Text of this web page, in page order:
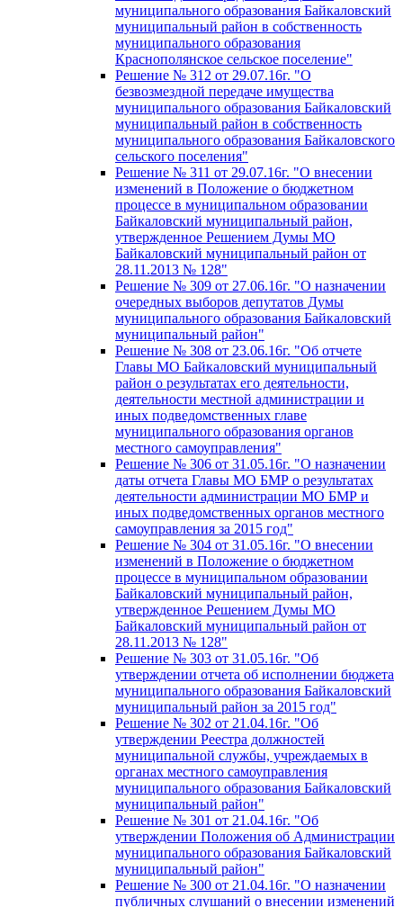
муниципального образования Байкаловский
муниципальный район в собственность
муниципального образования
Краснополянское сельское поселение"
Решение № 312 от 29.07.16г. "О
безвозмездной передаче имущества
муниципального образования Байкаловский
муниципальный район в собственность
муниципального образования Байкаловского
сельского поселения"
Решение № 311 от 29.07.16г. "О внесении
изменений в Положение о бюджетном
процессе в муниципальном образовании
Байкаловский муниципальный район,
утвержденное Решением Думы МО
Байкаловский муниципальный район от
28.11.2013 № 128"
Решение № 309 от 27.06.16г. "О назначении
очередных выборов депутатов Думы
муниципального образования Байкаловский
муниципальный район"
Решение № 308 от 23.06.16г. "Об отчете
Главы МО Байкаловский муниципальный
район о результатах его деятельности,
деятельности местной администрации и
иных подведомственных главе
муниципального образования органов
местного самоуправления"
Решение № 306 от 31.05.16г. "О назначении
даты отчета Главы МО БМР о результатах
деятельности администрации МО БМР и
иных подведомственных органов местного
самоуправления за 2015 год"
Решение № 304 от 31.05.16г. "О внесении
изменений в Положение о бюджетном
процессе в муниципальном образовании
Байкаловский муниципальный район,
утвержденное Решением Думы МО
Байкаловский муниципальный район от
28.11.2013 № 128"
Решение № 303 от 31.05.16г. "Об
утверждении отчета об исполнении бюджета
муниципального образования Байкаловский
муниципальный район за 2015 год"
Решение № 302 от 21.04.16г. "Об
утверждении Реестра должностей
муниципальной службы, учреждаемых в
органах местного самоуправления
муниципального образования Байкаловский
муниципальный район"
Решение № 301 от 21.04.16г. "Об
утверждении Положения об Администрации
муниципального образования Байкаловский
муниципальный район"
Решение № 300 от 21.04.16г. "О назначении
публичных слушаний о внесении изменений